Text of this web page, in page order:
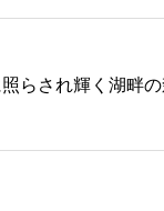
らされ輝く湖畔